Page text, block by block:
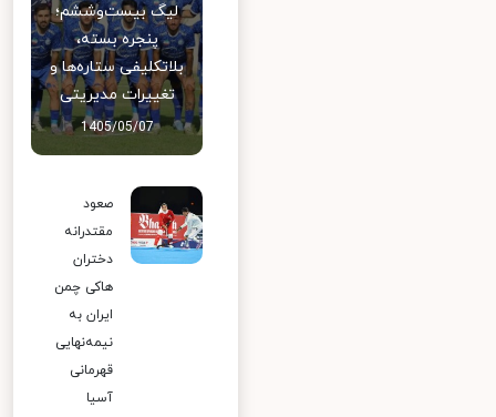
لیگ بیست‌وششم؛
پنجره بسته،
بلاتکلیفی ستاره‌ها و
تغییرات مدیریتی
1405/05/07
صعود
مقتدرانه
دختران
هاکی چمن
ایران به
نیمه‌نهایی
قهرمانی
آسیا